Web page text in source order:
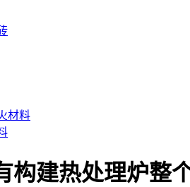
材料
构建热处理炉整